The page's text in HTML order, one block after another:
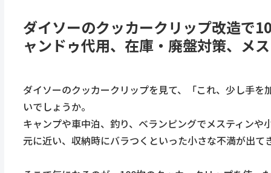
ダイソーのクッカークリップ改造で
ャンドゥ代用、在庫・廃盤対策、メ
ダイソーのクッカークリップを見て、「これ、少し手
いでしょうか。
キャンプや車中泊、釣り、ベランピングでメスティン
元に近い、収納時にバラつくといった小さな不満が出て